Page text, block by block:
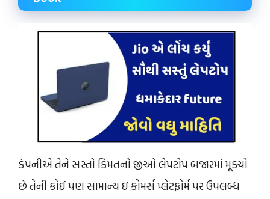
કંપનીએ તેને સસ્તો કિંમતનો જીઓ લેપટોપ બજારમાં મૂક્યો
છે તેની કોઈ પણ સામાન્ય ઇ કોમર્સ પ્લેટફોર્મ પર ઉપલબ્ધ